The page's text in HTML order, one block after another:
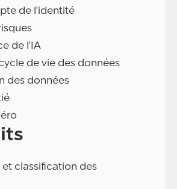
de l'identité
de l'IA
de vie des données
des données
et classification des